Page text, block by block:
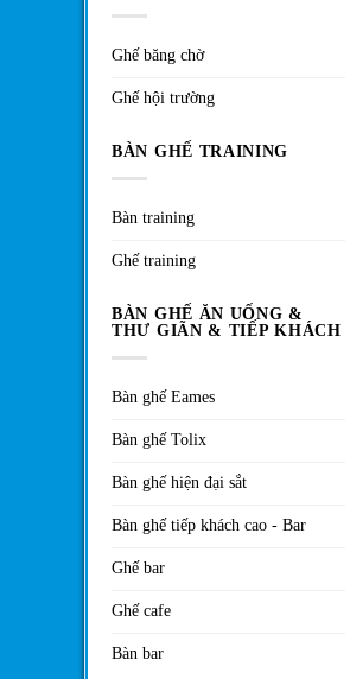
Ghế băng chờ
Ghế hội trường
BÀN GHẾ TRAINING
Bàn training
Ghế training
BÀN GHẾ ĂN UỐNG &
THƯ GIÃN & TIẾP KHÁCH
Bàn ghế Eames
Bàn ghế Tolix
Bàn ghế hiện đại sắt
Bàn ghế tiếp khách cao - Bar
Ghế bar
Ghế cafe
Bàn bar